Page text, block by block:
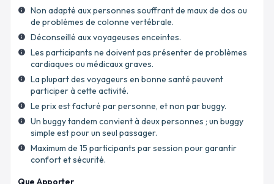
info
Non adapté aux personnes souffrant de maux de dos ou
de problèmes de colonne vertébrale.
info Déconseillé aux voyageuses enceintes.
info
Les participants ne doivent pas présenter de problèmes
cardiaques ou médicaux graves.
info
La plupart des voyageurs en bonne santé peuvent
participer à cette activité.
info Le prix est facturé par personne, et non par buggy.
info
Un buggy tandem convient à deux personnes ; un buggy
simple est pour un seul passager.
info
Maximum de 15 participants par session pour garantir
confort et sécurité.
Que Apporter